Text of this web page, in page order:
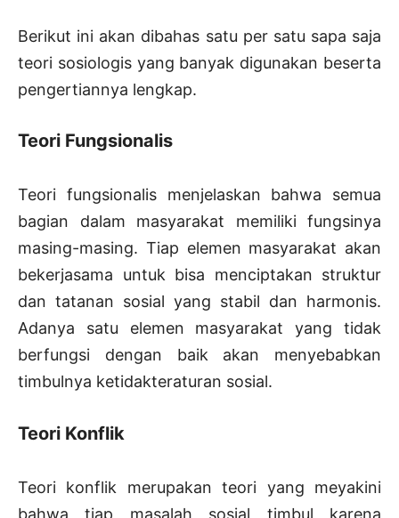
Berikut ini akan dibahas satu per satu sapa saja
teori sosiologis yang banyak digunakan beserta
pengertiannya lengkap.
Teori Fungsionalis
Teori fungsionalis menjelaskan bahwa semua
bagian dalam masyarakat memiliki fungsinya
masing-masing. Tiap elemen masyarakat akan
bekerjasama untuk bisa menciptakan struktur
dan tatanan sosial yang stabil dan harmonis.
Adanya satu elemen masyarakat yang tidak
berfungsi dengan baik akan menyebabkan
timbulnya ketidakteraturan sosial.
Teori Konflik
Teori konflik merupakan teori yang meyakini
bahwa tiap masalah sosial timbul karena